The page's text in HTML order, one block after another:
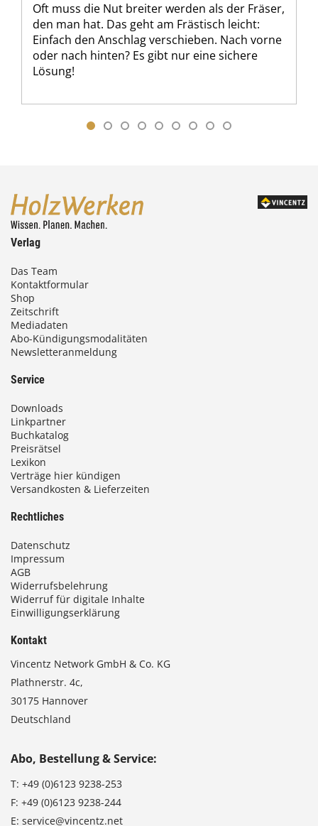
Oft muss die Nut breiter werden als der Fräser,
den man hat. Das geht am Frästisch leicht:
Einfach den Anschlag verschieben. Nach vorne
oder nach hinten? Es gibt nur eine sichere
Lösung!
Verlag
Das Team
Kontaktformular
Shop
Zeitschrift
Mediadaten
Abo-Kündigungsmodalitäten
Newsletteranmeldung
Service
Downloads
Linkpartner
Buchkatalog
Preisrätsel
Lexikon
Verträge hier kündigen
Versandkosten & Lieferzeiten
Rechtliches
Datenschutz
Impressum
AGB
Widerrufsbelehrung
Widerruf für digitale Inhalte
Einwilligungserklärung
Kontakt
Vincentz Network GmbH & Co. KG
Plathnerstr. 4c,
30175 Hannover
Deutschland
Abo, Bestellung & Service:
T: +49 (0)6123 9238-253
F: +49 (0)6123 9238-244
E: service@vincentz.net